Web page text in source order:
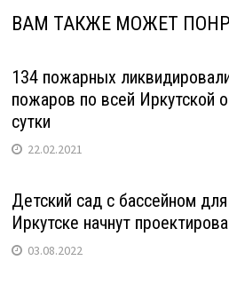
ВАМ ТАКЖЕ МОЖЕТ
134 пожарных
пожаров по всей Иркутской
сутки
22.02.2021
Детский сад с бассейном
Иркутске начнут
03.08.2022